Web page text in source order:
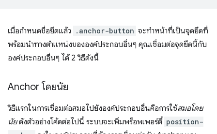
เมื่อกำหนดชื่อยึดแล้ว .anchor-button จะทำหน้าที่เป็นจุดยึดที่
พร้อมนำทางตำแหน่งขององค์ประกอบอื่นๆ คุณเชื่อมต่อจุดยึดนี้กับ
องค์ประกอบอื่นๆ ได้ 2 วิธีดังนี้
Anchor โดยนัย
วิธีแรกในการเชื่อมต่อสมอไปยังองค์ประกอบอื่นคือการใช้สมอโดย
นัยดังตัวอย่างโค้ดต่อไปนี้ ระบบจะเพิ่มพร็อพเพอร์ตี้ position-